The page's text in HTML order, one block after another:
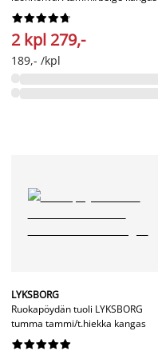






2 kpl 279,-
189,- /kpl
LYKSBORG
Ruokapöydän tuoli LYKSBORG
tumma tammi/t.hiekka kangas





